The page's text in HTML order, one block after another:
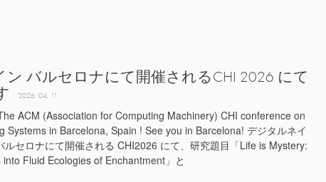
ン バルセロナにて開催されるCHI 2026 にて
2026. 04. 11
ACM (Association for Computing Machinery) CHI conference on
Systems in Barcelona, Spain ! See you in Barcelona! デジタルネイ
セロナにて開催される CHI2026 にて、研究題目「Life is Mystery:
Fluid Ecologies of Enchantment」と